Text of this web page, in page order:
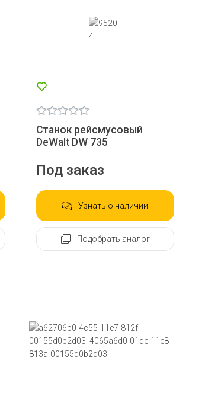
Станок рейсмусовый
DeWalt DW 735
Под заказ
Узнать о наличии
Подобрать аналог